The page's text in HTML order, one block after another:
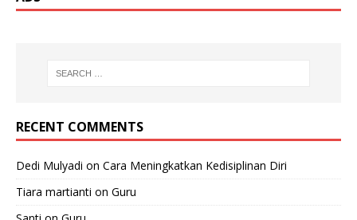
RECENT COMMENTS
Dedi Mulyadi on Cara Meningkatkan Kedisiplinan Diri
Tiara martianti on Guru